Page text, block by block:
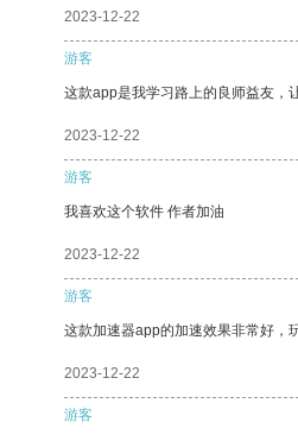
2023-12-22
游客
这款app是我学习路上的良师益友，
2023-12-22
游客
我喜欢这个软件 作者加油
2023-12-22
游客
这款加速器app的加速效果非常好，
2023-12-22
游客